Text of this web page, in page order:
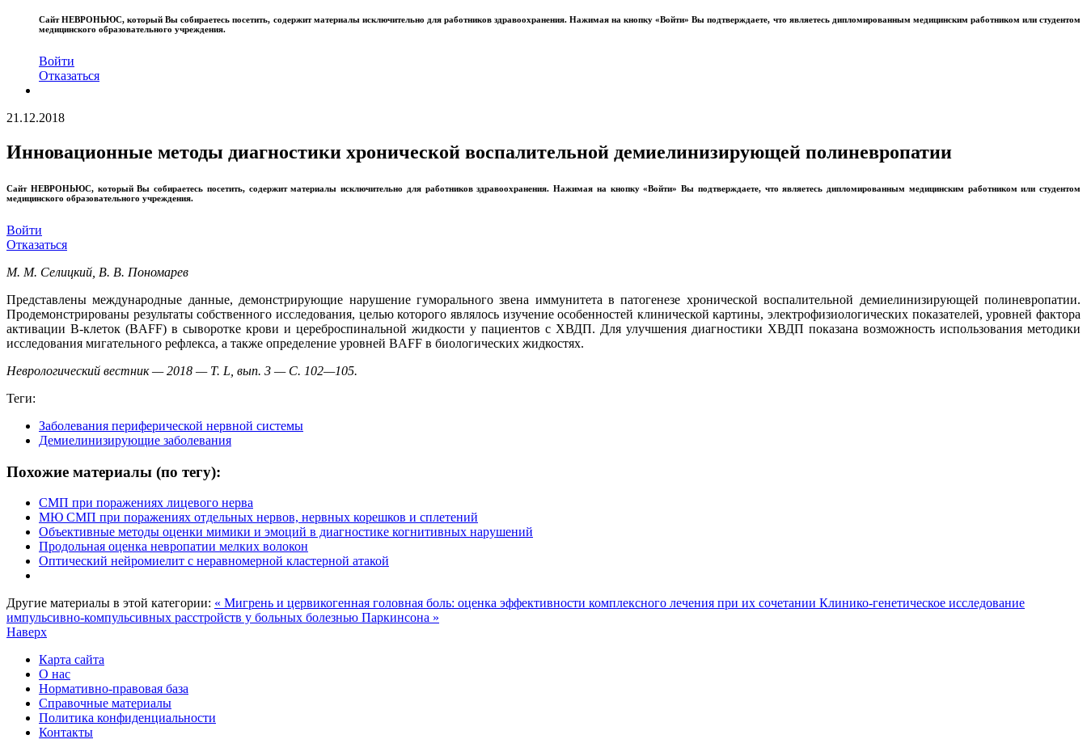
СайтНЕВРОНЬЮС, который Вы собираетесь посетить, содержит материалы исключительно для работников здравоохранения. Нажимая на кнопку «Войти» Вы подтверждаете, что являетесь дипломированным медицинским работником или студентом
медицинского образовательного учреждения.
Войти
Отказаться
21.12.2018
Инновационные методы диагностики хронической воспалительной демиелинизирующей полиневропатии
Сайт НЕВРОНЬЮС, который Вы собираетесь посетить, содержит материалы исключительно для работников здравоохранения. Нажимая на кнопку «Войти» Вы подтверждаете, что являетесь дипломированным медицинским работником или студентом
медицинского образовательного учреждения.
Войти
Отказаться
М. М. Селицкий, В. В. Пономарев
Представлены международные данные, демонстрирующие нарушение гуморального звена иммунитета в патогенезе хронической воспалительной демиелинизирующей полиневропатии.
Продемонстрированы результаты собственного исследования, целью которого являлось изучение особенностей клинической картины, электрофизиологических показателей, уровней фактора
активации В-клеток (BAFF) в сыворотке крови и цереброспинальной жидкости у пациентов с ХВДП. Для улучшения диагностики ХВДП показана возможность использования методики
исследования мигательного рефлекса, а также определение уровней BAFF в биологических жидкостях.
Неврологический вестник — 2018 — Т. L, вып. 3 — С. 102—105.
Теги:
Заболевания периферической нервной системы
Демиелинизирующие заболевания
Похожие материалы (по тегу):
СМП при поражениях лицевого нерва
МЮ СМП при поражениях отдельных нервов, нервных корешков и сплетений
Объективные методы оценки мимики и эмоций в диагностике когнитивных нарушений
Продольная оценка невропатии мелких волокон
Оптический нейромиелит с неравномерной кластерной атакой
Другие материалы в этой категории: « Мигрень и цервикогенная головная боль: оценка эффективности комплексного лечения при их сочетании Клинико-генетическое исследование
импульсивно-компульсивных расстройств у больных болезнью Паркинсона »
Наверх
Карта сайта
О нас
Нормативно-правовая база
Справочные материалы
Политика конфиденциальности
Контакты